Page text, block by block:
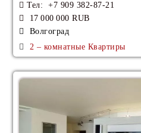
Тел: +7 909 382-87-21
17 000 000 RUB
Волгоград
2 – комнатные Квартиры